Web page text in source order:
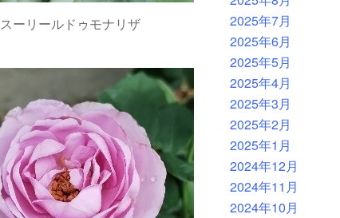
スーリールドゥモナリザ
2025年7月
2025年6月
2025年5月
2025年4月
2025年3月
2025年2月
2025年1月
2024年12月
2024年11月
2024年10月